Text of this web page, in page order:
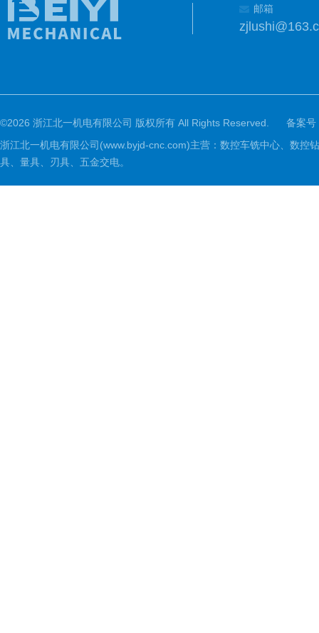
邮箱
©2026 浙江北一机电有限公司 版权所有 All Rights Reserved.
备案号
浙江北一机电有限公司(www.byjd-cnc.com)主营：数控车铣中心、数控
具、量具、刃具、五金交电。